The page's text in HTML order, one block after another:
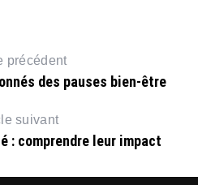
précédent
des pauses bien-être
suivant
: comprendre leur impact